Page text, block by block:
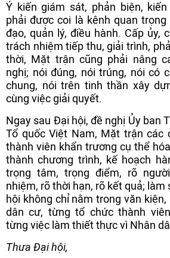
Ý kiến giám sát, phản biện,
phải được coi là kênh quan
đạo, quản lý, điều hành. Cấp ủy,
trách nhiệm tiếp thu, giải trình,
thời, Mặt trận cũng phải nâng
nghị; nói đúng, nói trúng, nói có
chung, nói trên tinh thần xây
cùng việc giải quyết.
Ngay sau Đại hội, đề nghị Ủy ban
Tổ quốc Việt Nam, Mặt trận các
thành viên khẩn trương cụ thể
thành chương trình, kế hoạch
trọng tâm, trọng điểm, rõ
nhiệm, rõ thời hạn, rõ kết quả;
hội không chỉ nằm trong văn
dân cư, từng tổ chức thành
từng việc làm thiết thực vì Nhân
Thưa Đại hội,